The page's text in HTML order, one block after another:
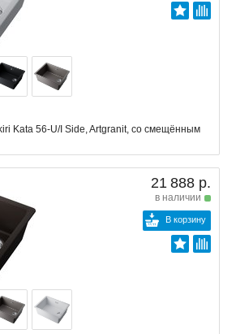
Kata 56-U/I Side, Artgranit, со смещённым
21 888 р.
в наличии
В корзину